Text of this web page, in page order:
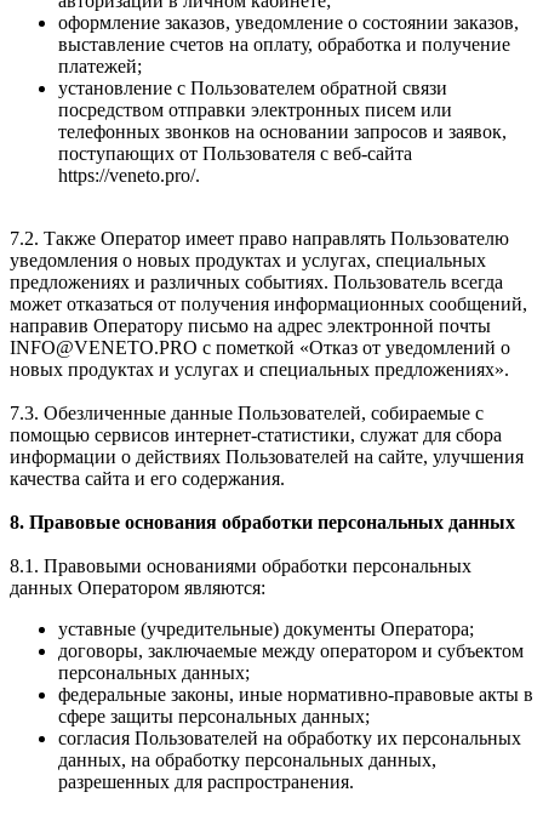
оформление заказов, уведомление о состоянии заказов,
выставление счетов на оплату, обработка и получение
платежей;
установление с Пользователем обратной связи
посредством отправки электронных писем или
телефонных звонков на основании запросов и заявок,
поступающих от Пользователя с веб-сайта
https://veneto.pro/.
7.2. Также Оператор имеет право направлять Пользователю
уведомления о новых продуктах и услугах, специальных
предложениях и различных событиях. Пользователь всегда
может отказаться от получения информационных сообщений,
направив Оператору письмо на адрес электронной почты
INFO@VENETO.PRO с пометкой «Отказ от уведомлений о
новых продуктах и услугах и специальных предложениях».
7.3. Обезличенные данные Пользователей, собираемые с
помощью сервисов интернет-статистики, служат для сбора
информации о действиях Пользователей на сайте, улучшения
качества сайта и его содержания.
8. Правовые основания обработки персональных данных
8.1. Правовыми основаниями обработки персональных
данных Оператором являются:
уставные (учредительные) документы Оператора;
договоры, заключаемые между оператором и субъектом
персональных данных;
федеральные законы, иные нормативно-правовые акты в
сфере защиты персональных данных;
согласия Пользователей на обработку их персональных
данных, на обработку персональных данных,
разрешенных для распространения.